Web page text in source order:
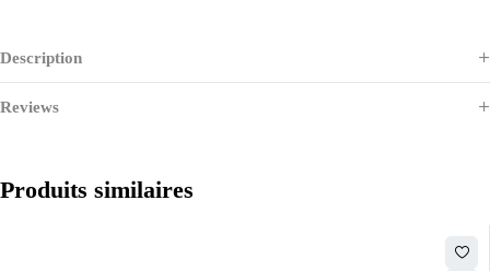
Description
Reviews
Produits similaires